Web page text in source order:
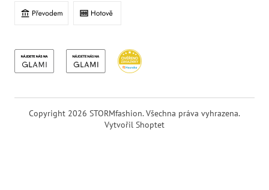
Vytvořil Shoptet
Copyright 2026 STORMfashion. Všechna práva vyhrazena.